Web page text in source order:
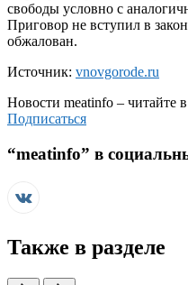
свободы условно с
Приговор не вступил в
обжалован.
Источник: vnovgorode.ru
Новости meatinfo – читайте
Подписаться
“meatinfo” в
Также в разделе